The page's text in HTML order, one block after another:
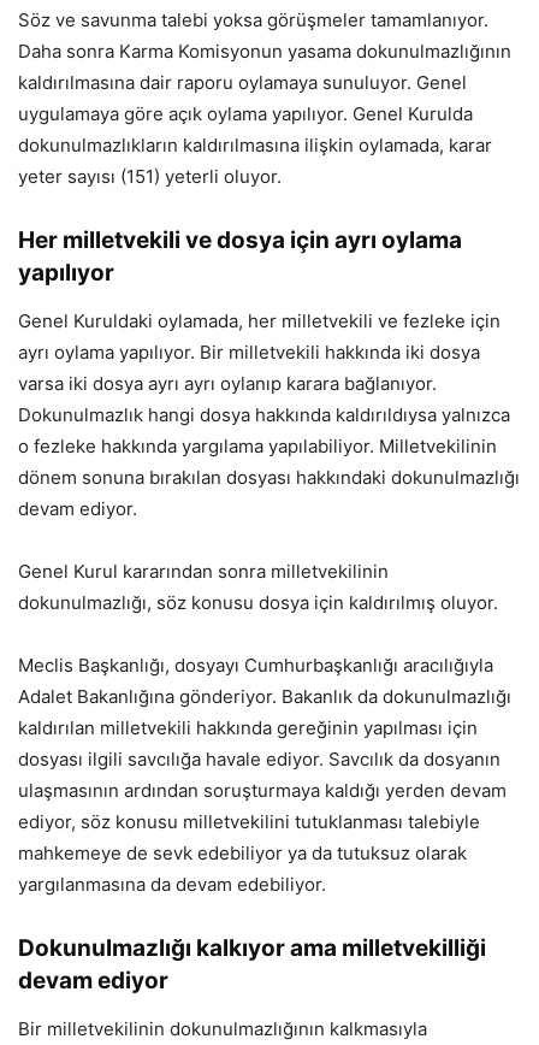
Söz ve savunma talebi yoksa görüşmeler tamamlanıyor.
Daha sonra Karma Komisyonun yasama dokunulmazlığının
kaldırılmasına dair raporu oylamaya sunuluyor. Genel
uygulamaya göre açık oylama yapılıyor. Genel Kurulda
dokunulmazlıkların kaldırılmasına ilişkin oylamada, karar
yeter sayısı (151) yeterli oluyor.
Her milletvekili ve dosya için ayrı oylama
yapılıyor
Genel Kuruldaki oylamada, her milletvekili ve fezleke için
ayrı oylama yapılıyor. Bir milletvekili hakkında iki dosya
varsa iki dosya ayrı ayrı oylanıp karara bağlanıyor.
Dokunulmazlık hangi dosya hakkında kaldırıldıysa yalnızca
o fezleke hakkında yargılama yapılabiliyor. Milletvekilinin
dönem sonuna bırakılan dosyası hakkındaki dokunulmazlığı
devam ediyor.
Genel Kurul kararından sonra milletvekilinin
dokunulmazlığı, söz konusu dosya için kaldırılmış oluyor.
Meclis Başkanlığı, dosyayı Cumhurbaşkanlığı aracılığıyla
Adalet Bakanlığına gönderiyor. Bakanlık da dokunulmazlığı
kaldırılan milletvekili hakkında gereğinin yapılması için
dosyası ilgili savcılığa havale ediyor. Savcılık da dosyanın
ulaşmasının ardından soruşturmaya kaldığı yerden devam
ediyor, söz konusu milletvekilini tutuklanması talebiyle
mahkemeye de sevk edebiliyor ya da tutuksuz olarak
yargılanmasına da devam edebiliyor.
Dokunulmazlığı kalkıyor ama milletvekilliği
devam ediyor
Bir milletvekilinin dokunulmazlığının kalkmasıyla